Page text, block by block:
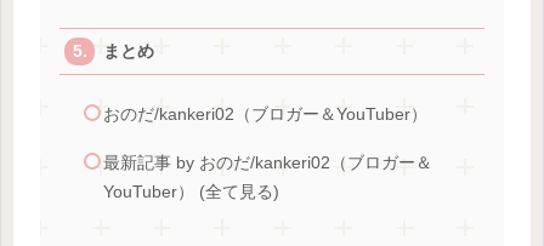
まとめ
おのだ/kankeri02（ブロガー＆YouTuber）
最新記事 by おのだ/kankeri02（ブロガー＆
YouTuber） (全て見る)